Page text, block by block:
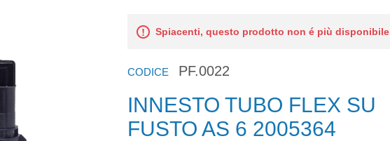
Spiacenti, questo prodotto non é più disponibile
CODICE PF.0022
INNESTO TUBO FLEX SU
FUSTO AS 6 2005364